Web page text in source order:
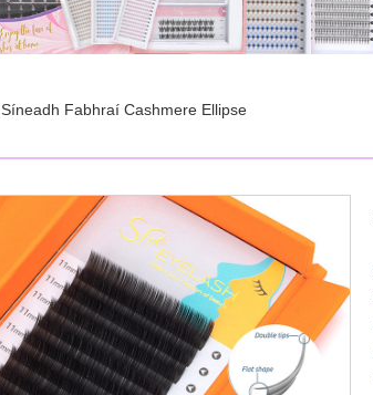
Síneadh Fabhraí Cashmere Ellipse